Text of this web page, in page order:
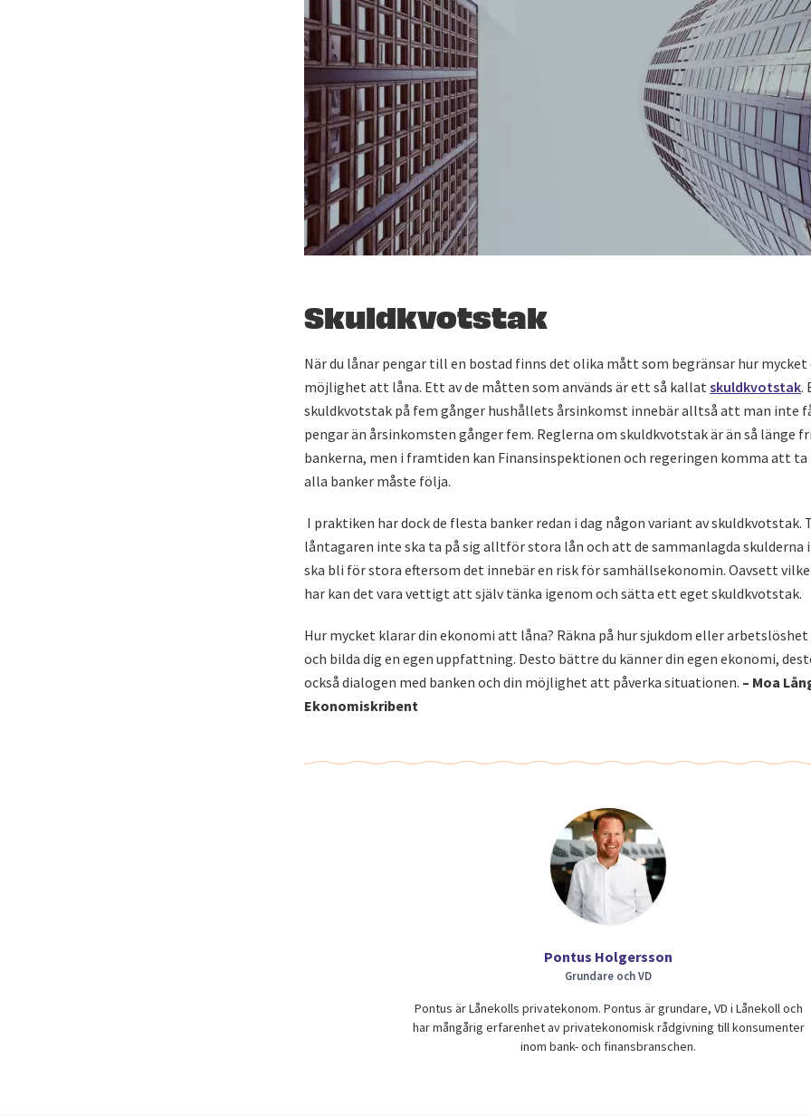
Skuldkvotstak
När du lånar pengar till en bostad finns det olika mått som begränsar hur mycket
möjlighet att låna. Ett av de måtten som används är ett så kallat skuldkvotstak.
skuldkvotstak på fem gånger hushållets årsinkomst innebär alltså att man inte
pengar än årsinkomsten gånger fem. Reglerna om skuldkvotstak är än så länge
bankerna, men i framtiden kan Finansinspektionen och regeringen komma att
alla banker måste följa.
I praktiken har dock de flesta banker redan i dag någon variant av skuldkvotstak.
låntagaren inte ska ta på sig alltför stora lån och att de sammanlagda skulderna
ska bli för stora eftersom det innebär en risk för samhällsekonomin. Oavsett
har kan det vara vettigt att själv tänka igenom och sätta ett eget skuldkvotstak.
Hur mycket klarar din ekonomi att låna? Räkna på hur sjukdom eller arbetslöshet
och bilda dig en egen uppfattning. Desto bättre du känner din egen ekonomi,
också dialogen med banken och din möjlighet att påverka situationen. – Moa
Ekonomiskribent
Pontus Holgersson
Grundare och VD
Pontus är Lånekolls privatekonom. Pontus är grundare, VD i Lånekoll och
har mångårig erfarenhet av privatekonomisk rådgivning till konsumenter
inom bank- och finansbranschen.